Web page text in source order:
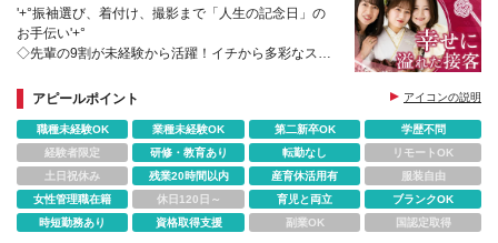
'+°振袖選び、着付け、撮影まで「人生の記念日」の
お手伝い'+°
◇先輩の9割が未経験から活躍！イチから多彩なスキ
◇1組に2～3時間。じっくりお客様と向き合う＜感動
幸福クリエイター＞
アピールポイント アイコンの説明
職種未経験OK 業種未経験OK 第二新卒OK
学歴不問
経験者限定
研修・教育あり 転勤なし
リモートOK
土日祝休み
残業20時間以内 産育休活用有
服装自由
女性管理職在籍
休日120日～ 育児と両立
ブランクOK
時短勤務あり
資格取得支援 副業OK 国認定取得